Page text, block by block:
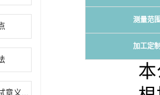
意义...
测量范
加工定
本公